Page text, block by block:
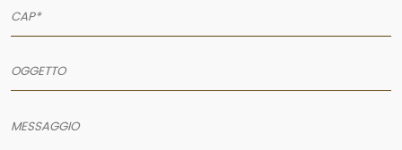
PORTFOLIO
NEWS
CONTATTI